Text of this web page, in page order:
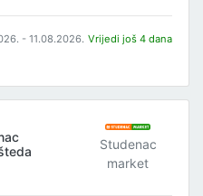
- 11.08.2026. Vrijedi još 4 dana
Studenac
market